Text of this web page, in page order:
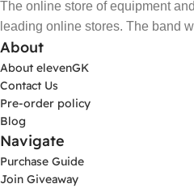
The online store of equipment
leading online stores. The band
About
About elevenGK
Contact Us
Pre-order policy
Blog
Navigate
Purchase Guide
Join Giveaway